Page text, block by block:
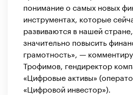
понимание о самых новых
инструментах, которые
развиваются в нашей
значительно повысить
грамотность», —
Трофимов, гендиректор
«Цифровые активы»
«Цифровой инвестор»).